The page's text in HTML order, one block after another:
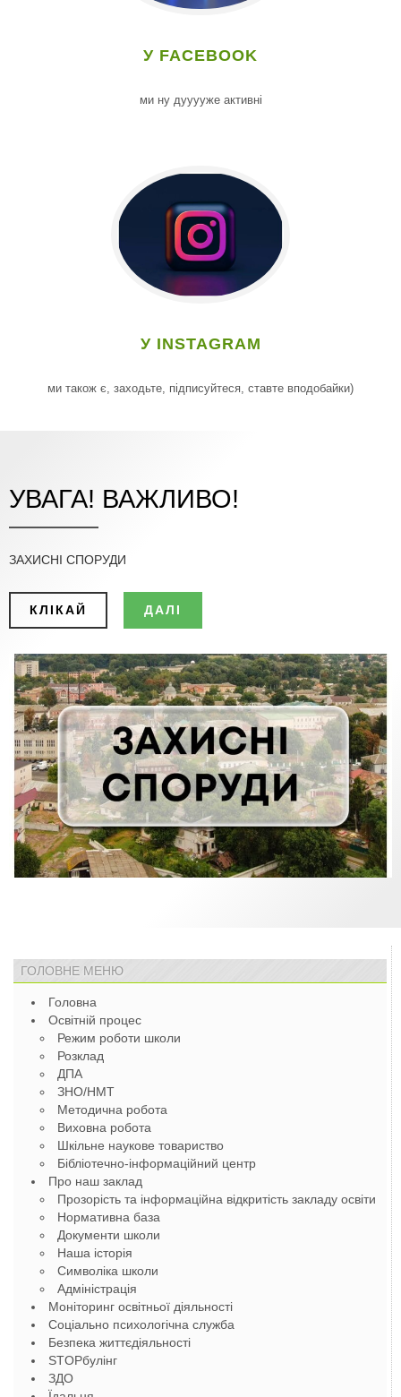
У FACEBOOK
ми ну дууууже активні
У INSTAGRAM
ми також є, заходьте, підписуйтеся, ставте вподобайки)
УВАГА! ВАЖЛИВО!
ЗАХИСНІ СПОРУДИ
КЛІКАЙ ДАЛІ
ГОЛОВНЕ МЕНЮ
Головна
Освітній процес
Режим роботи школи
Розклад
ДПА
ЗНО/НМТ
Методична робота
Виховна робота
Шкільне наукове товариство
Бібліотечно-інформаційний центр
Про наш заклад
Прозорість та інформаційна відкритість закладу освіти
Нормативна база
Документи школи
Наша історія
Символіка школи
Адміністрація
Моніторинг освітньої діяльності
Соціально психологічна служба
Безпека життєдіяльності
STOPбулінг
ЗДО